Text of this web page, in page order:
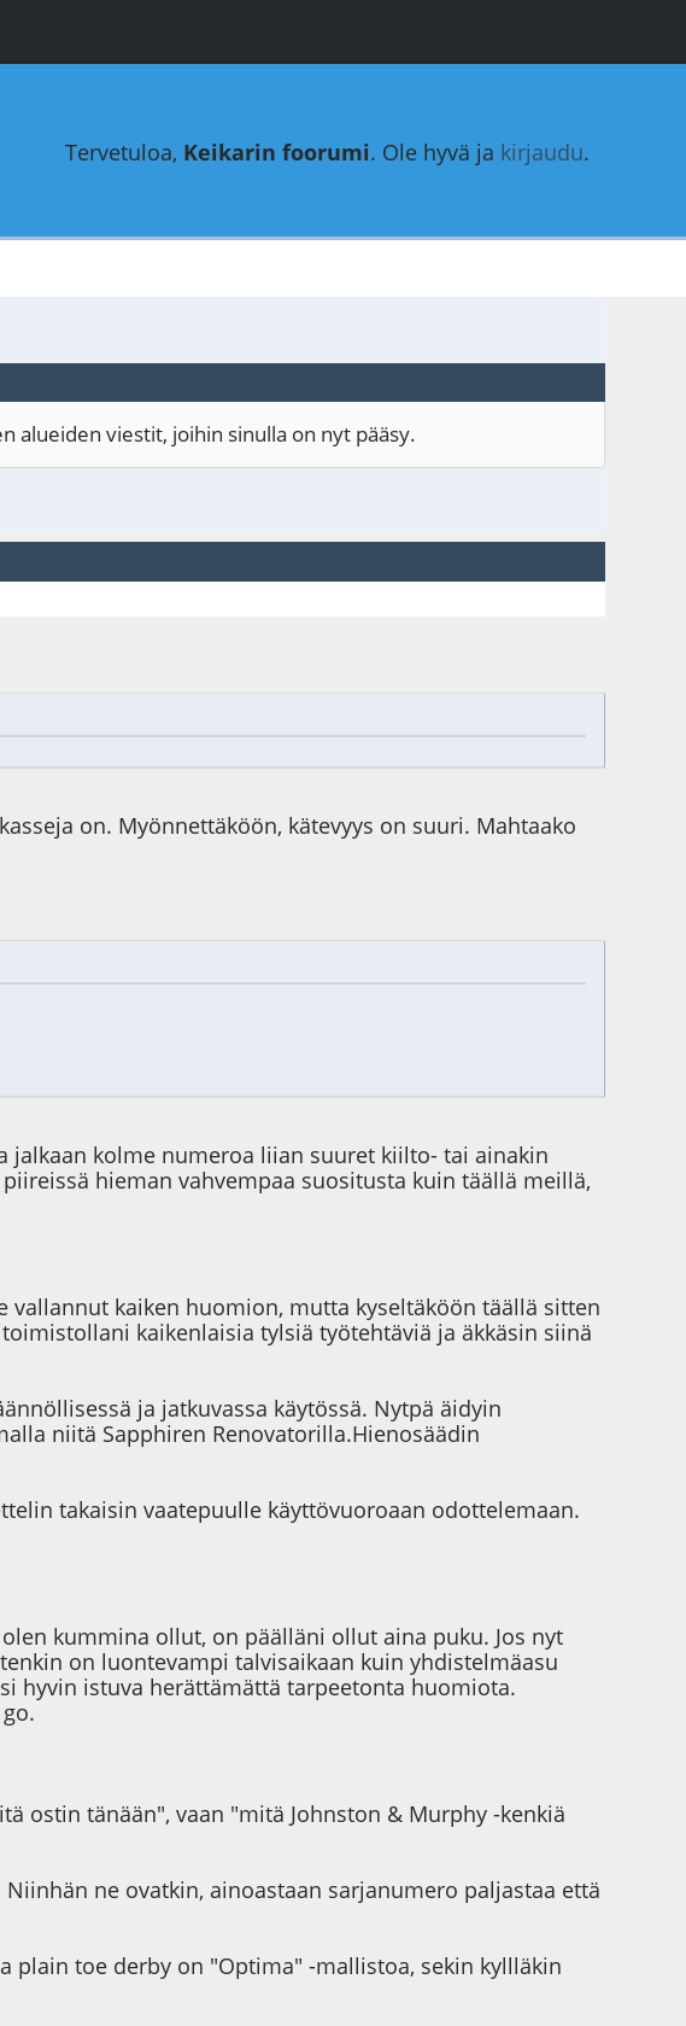
Tervetuloa, Keikarin foorumi. Ole hyvä ja kirjaudu.
alueiden viestit, joihin sinulla on nyt pääsy.
on. Myönnettäköön, kätevyys on suuri. Mahtaako
jalkaan kolme numeroa liian suuret kiilto- tai ainakin
hieman vahvempaa suositusta kuin täällä meillä,
kaiken huomion, mutta kyseltäköön täällä sitten
kaikenlaisia tylsiä työtehtäviä ja äkkäsin siinä
ja jatkuvassa käytössä. Nytpä äidyin
niitä Sapphiren Renovatorilla.Hienosäädin
takaisin vaatepuulle käyttövuoroaan odottelemaan.
kummina ollut, on päälläni ollut aina puku. Jos nyt
on luontevampi talvisaikaan kuin yhdistelmäasu
hyvin istuva herättämättä tarpeetonta huomiota.
ostin tänään", vaan "mitä Johnston & Murphy -kenkiä
ne ovatkin, ainoastaan sarjanumero paljastaa että
plain toe derby on "Optima" -mallistoa, sekin kyllläkin